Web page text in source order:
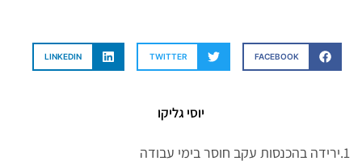
FACEBOOK
TWITTER
LINKEDIN
יוסי גליקו
1.ירידה בהכנסות עקב חוסר בימי עבודה